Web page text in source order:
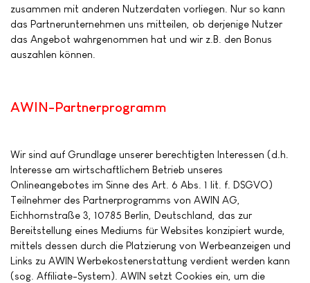
zusammen mit anderen Nutzerdaten vorliegen. Nur so kann
das Partnerunternehmen uns mitteilen, ob derjenige Nutzer
das Angebot wahrgenommen hat und wir z.B. den Bonus
auszahlen können.
AWIN-Partnerprogramm
Wir sind auf Grundlage unserer berechtigten Interessen (d.h.
Interesse am wirtschaftlichem Betrieb unseres
Onlineangebotes im Sinne des Art. 6 Abs. 1 lit. f. DSGVO)
Teilnehmer des Partnerprogramms von AWIN AG,
Eichhornstraße 3, 10785 Berlin, Deutschland, das zur
Bereitstellung eines Mediums für Websites konzipiert wurde,
mittels dessen durch die Platzierung von Werbeanzeigen und
Links zu AWIN Werbekostenerstattung verdient werden kann
(sog. Affiliate-System). AWIN setzt Cookies ein, um die